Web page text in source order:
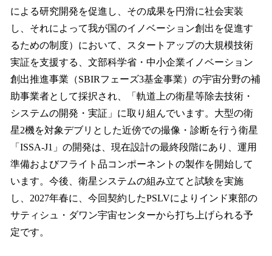
による研究開発を促進し、その成果を円滑に社会実装
し、それによって我が国のイノベーション創出を促進す
るための制度）において、スタートアップの大規模技術
実証を支援する、文部科学省・中小企業イノベーション
創出推進事業（SBIRフェーズ3基金事業）の宇宙分野の補
助事業者として採択され、「軌道上の衛星等除去技術・
システムの開発・実証」に取り組んでいます。大型の衛
星2機を対象デブリとした近傍での撮像・診断を行う衛星
「ISSA-J1」の開発は、現在設計の最終段階にあり、運用
準備およびフライト品コンポーネントの製作を開始して
います。今後、衛星システムの組み立てと試験を実施
し、2027年春に、今回契約したPSLVによりインド東部の
サティシュ・ダワン宇宙センターから打ち上げられる予
定です。